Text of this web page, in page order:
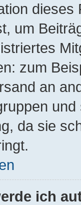
dieses
um
zum
an
da sie
ich